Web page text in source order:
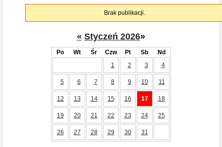
Brak publikacji.
« Styczeń 2026»
Po Wt Śr Czw Pt Sb
Nd
1
2 3 4
5 6 7 8 9 10 11
12 13 14 15 16 17 18
19 20 21 22 23 24 25
26 27 28 29 30 31